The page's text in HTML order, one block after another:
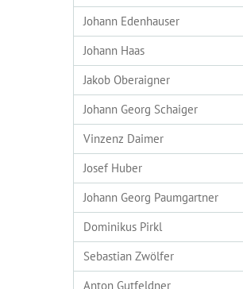
Johann Edenhauser
Johann Haas
Jakob Oberaigner
Johann Georg Schaiger
Vinzenz Daimer
Josef Huber
Johann Georg Paumgartner
Dominikus Pirkl
Sebastian Zwölfer
Anton Gutfeldner